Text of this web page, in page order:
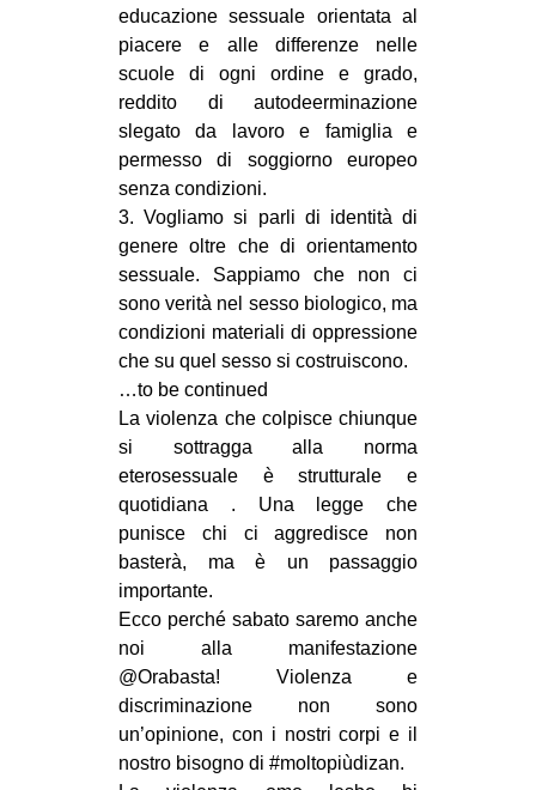
EUROPA
MEDIO ORIENTE
MONDO
EVENTI
Fb
tw
bsky
ms
educazione sessuale orientata al
piacere e alle differenze nelle
scuole di ogni ordine e grado,
reddito di autodeerminazione
slegato da lavoro e famiglia e
permesso di soggiorno europeo
senza condizioni.
3. Vogliamo si parli di identità di
genere oltre che di orientamento
sessuale. Sappiamo che non ci
sono verità nel sesso biologico, ma
condizioni materiali di oppressione
che su quel sesso si costruiscono.
…to be continued
La violenza che colpisce chiunque
si sottragga alla norma
eterosessuale è strutturale e
quotidiana . Una legge che
punisce chi ci aggredisce non
basterà, ma è un passaggio
importante.
Ecco perché sabato saremo anche
noi alla manifestazione
@Orabasta! Violenza e
discriminazione non sono
un’opinione, con i nostri corpi e il
nostro bisogno di #moltopiùdizan.